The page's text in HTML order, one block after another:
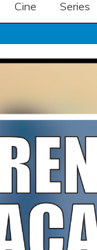
Cine Series